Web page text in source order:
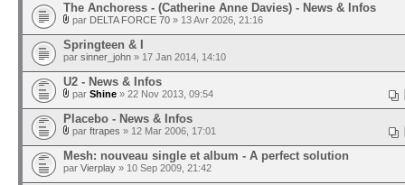
The Anchoress - (Catherine Anne Davies) - News & Infos
par DELTA FORCE 70 » 13 Avr 2026, 21:16
Springteen & I
par sinner_john » 17 Jan 2014, 14:10
U2 - News & Infos
par Shine » 22 Nov 2013, 09:54
Placebo - News & Infos
par ftrapes » 12 Mar 2006, 17:01
Mesh: nouveau single et album - A perfect solution
par Vierplay » 10 Sep 2009, 21:42